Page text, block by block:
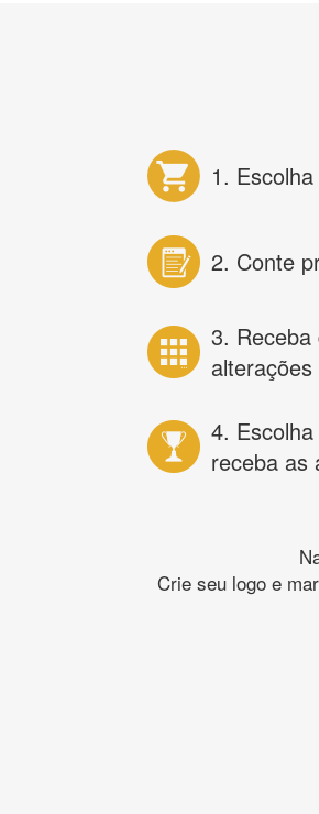
1.
2. Conte
3.
4.
receba as
Crie seu logo e